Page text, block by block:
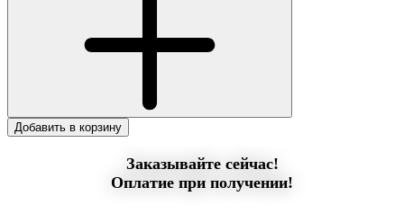
Добавить в корзину
Заказывайте сейчас!
Оплатие при получении!